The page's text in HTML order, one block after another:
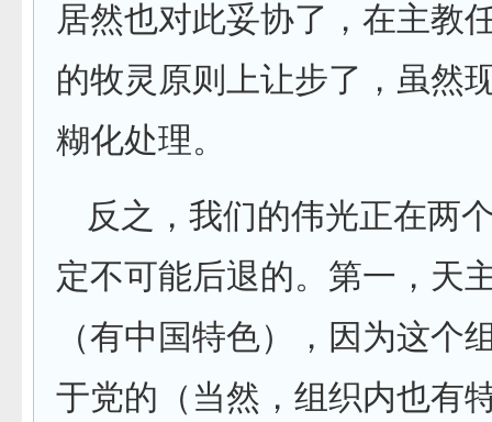
居然也对此妥协了，在主教
的牧灵原则上让步了，虽然
糊化处理。
反之，我们的伟光正在两
定不可能后退的。第一，天
（有中国特色），因为这个
于党的（当然，组织内也有